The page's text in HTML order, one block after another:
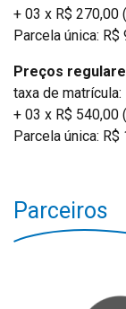
+ 03 x R$
Parcela única:
Preços
taxa de
+ 03 x R$
Parcela única:
Parceiros